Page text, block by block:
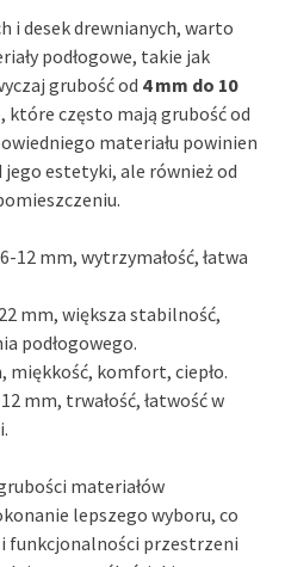
i desek drewnianych, warto
podłogowe, takie jak
grubość od 4 mm do 10
które często mają grubość od
materiału powinien
estetyki, ale również od
12 mm, wytrzymałość, łatwa
mm, większa stabilność,
podłogowego.
miękkość, komfort, ciepło.
mm, trwałość, łatwość w
materiałów
lepszego wyboru, co
funkcjonalności przestrzeni